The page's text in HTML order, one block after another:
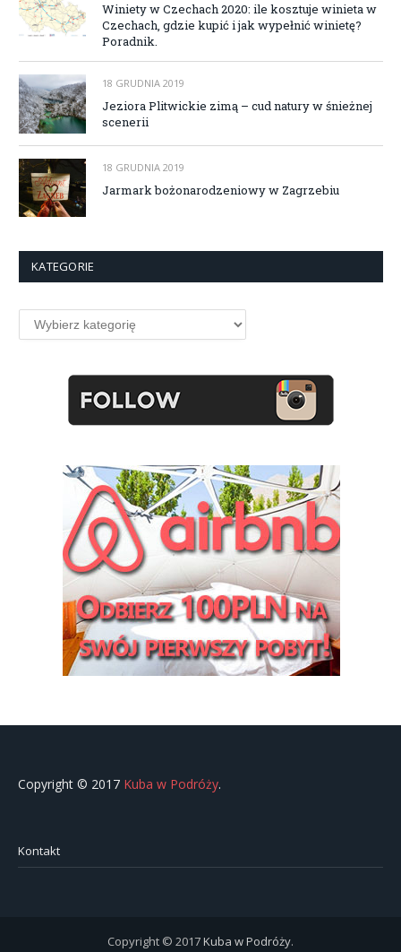
Winiety w Czechach 2020: ile kosztuje winieta w
Czechach, gdzie kupić i jak wypełnić winietę?
Poradnik.
18 GRUDNIA 2019
Jeziora Plitwickie zimą – cud natury w śnieżnej
scenerii
18 GRUDNIA 2019
Jarmark bożonarodzeniowy w Zagrzebiu
KATEGORIE
Kategorie
Copyright © 2017 Kuba w Podróży.
Kontakt
Copyright © 2017Kuba w Podróży.